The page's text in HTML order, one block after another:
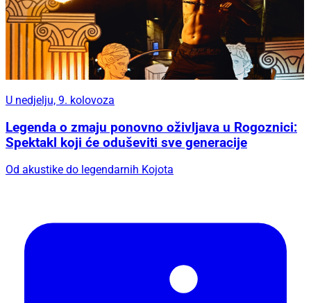
U nedjelju, 9. kolovoza
Legenda o zmaju ponovno oživljava u Rogoznici:
Spektakl koji će oduševiti sve generacije
Od akustike do legendarnih Kojota